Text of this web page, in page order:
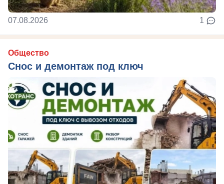
07.08.2026 1
Общество
Снос и демонтаж под ключ